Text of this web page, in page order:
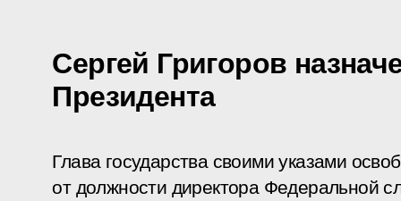
Сергей Григоров
Президента
Глава государства своими указами
от должности директора Федеральной